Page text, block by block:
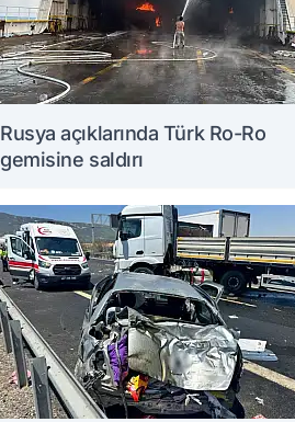
Rusya açıklarında Türk Ro-Ro
gemisine saldırı